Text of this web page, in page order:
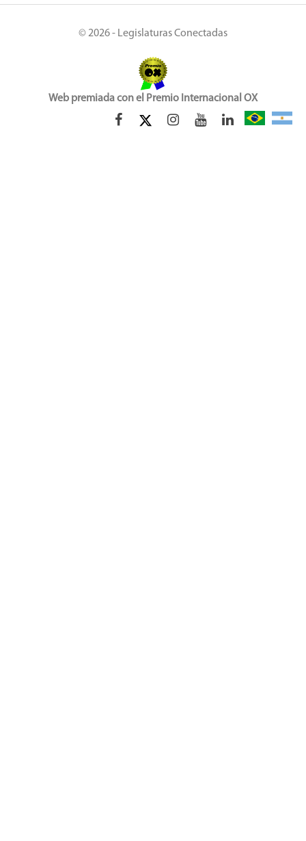
© 2026 - Legislaturas Conectadas
Web premiada con el Premio Internacional OX